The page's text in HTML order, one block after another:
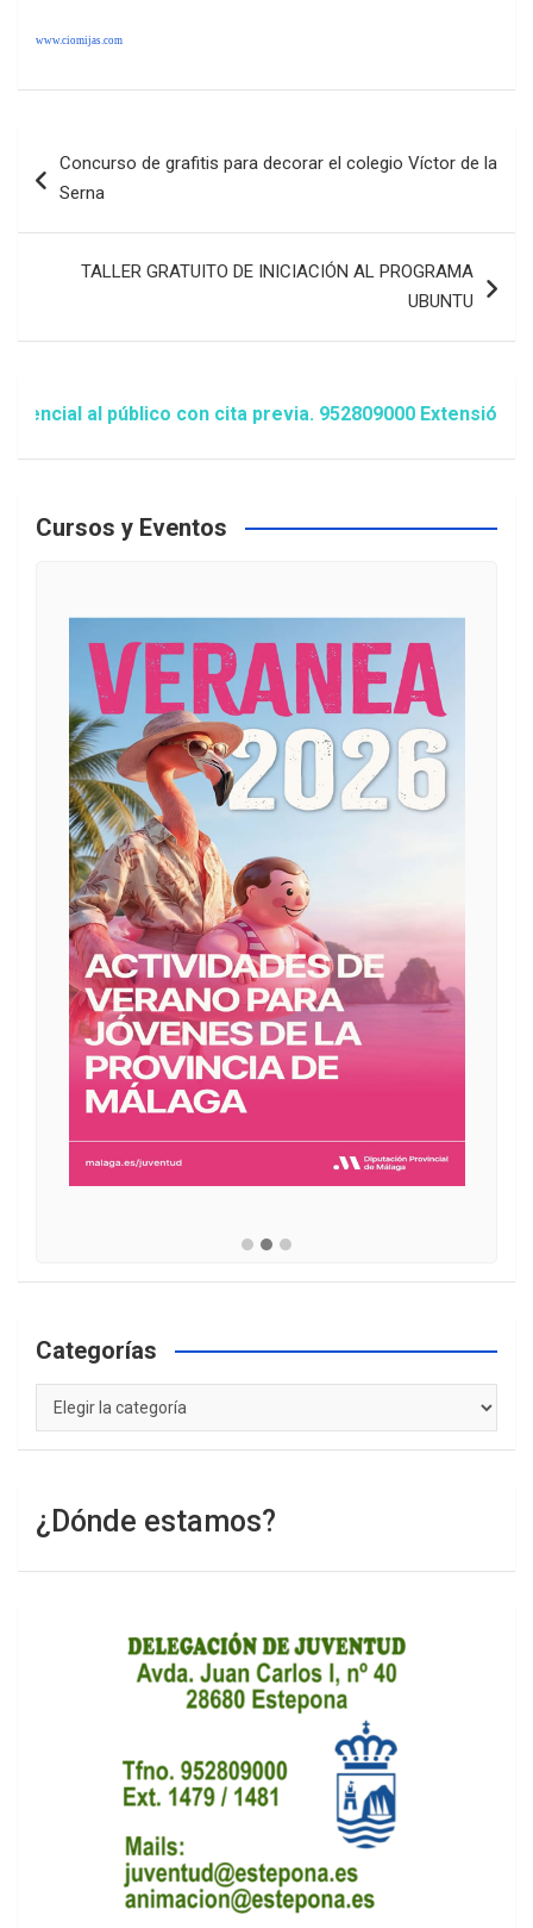
www.ciomijas.com
de
Concurso de grafitis para decorar el colegio Víctor de la
Serna
TALLER GRATUITO DE INICIACIÓN AL PROGRAMA
UBUNTU
al público con cita previa. 952809000 Extensión 1481/
Cursos y Eventos
Categorías
Categorías
¿Dónde estamos?